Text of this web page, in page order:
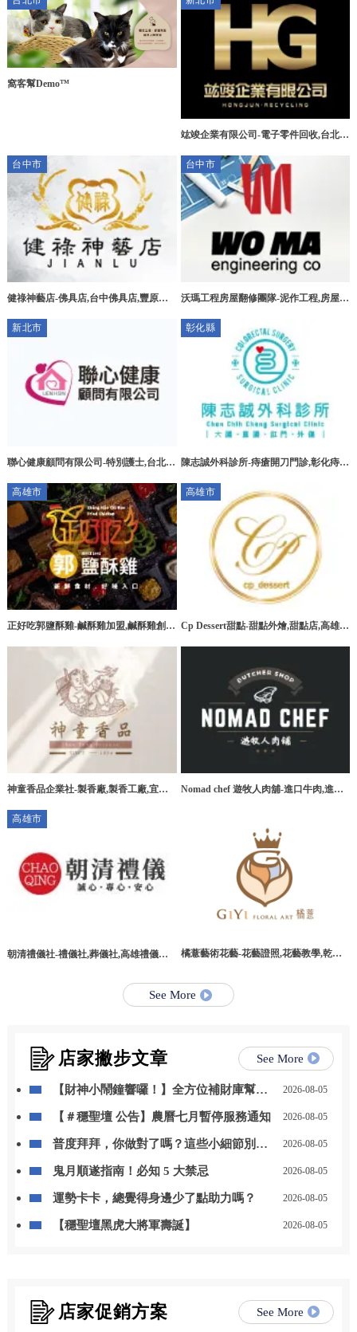
窩客幫Demo™
竑竣企業有限公司-電子零件回收,台北電
電子零件回收
台中市
健祿神藝店-佛具店,台中佛具店,豐原佛
台中市
沃瑪工程房屋翻修團隊-泥作工程,房屋拆
新北市
聯心健康顧問有限公司-特別護士,台北特
彰化縣
陳志誠外科診所-痔瘡開刀門診,彰化痔瘡
高雄市
正好吃郭鹽酥雞-鹹酥雞加盟,鹹酥雞創
高雄市
Cp Dessert甜點-甜點外燴,甜點店,高雄甜
神童香品企業社-製香廠,製香工廠,宜蘭
Nomad chef 遊牧人肉舖-進口牛肉,進口
高雄市
朝清禮儀社-禮儀社,葬儀社,高雄禮儀社,
橘薏藝術花藝-花藝證照,花藝教學,乾燥
See More
店家撇步文章 See More
【財神小鬧鐘響囉！】全方位補財庫幫你
2026-08-05
【＃穩聖壇 公告】農曆七月暫停服務通知 2026-08-05
普度拜拜，你做對了嗎？這些小細節別忽
2026-08-05
鬼月順遂指南！必知 5 大禁忌 2026-08-05
運勢卡卡，總覺得身邊少了點助力嗎？ 2026-08-05
【穩聖壇黑虎大將軍壽誕】 2026-08-05
店家促銷方案 See More